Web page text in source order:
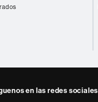
en las redes sociales